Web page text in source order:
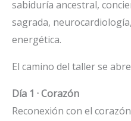
sabiduría ancestral,
sagrada,
energética.
El camino del taller se
Día 1 · Corazón
Reconexión con el